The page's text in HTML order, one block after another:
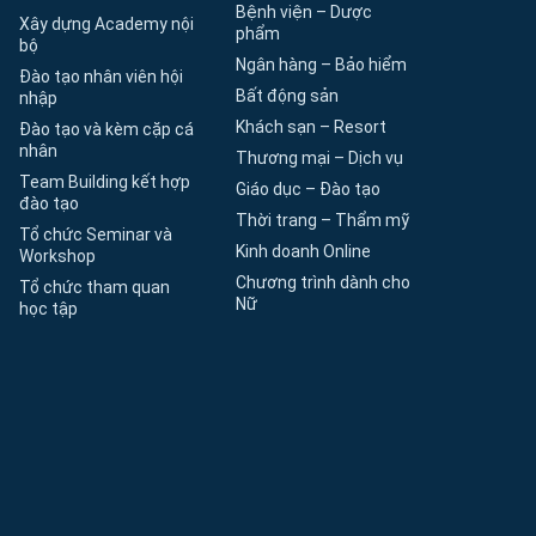
Xây dựng Academy nội
bộ
Đào tạo nhân viên hội
nhập
Đào tạo và kèm cặp cá
nhân
Team Building kết hợp
đào tạo
Tổ chức Seminar và
Workshop
Tổ chức tham quan
học tập
Bệnh viện – Dược
phẩm
Ngân hàng – Bảo hiểm
Bất động sản
Khách sạn – Resort
Thương mại – Dịch vụ
Giáo dục – Đào tạo
Thời trang – Thẩm mỹ
Kinh doanh Online
Chương trình dành cho
Nữ